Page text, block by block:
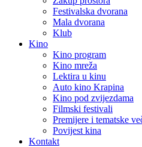
Festivalska dvorana
Mala dvorana
Klub
Kino
Kino program
Kino mreža
Lektira u kinu
Auto kino Krapina
Kino pod zvijezdama
Filmski festivali
Premijere i tematske
Povijest kina
Kontakt